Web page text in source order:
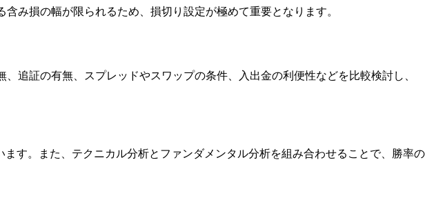
み損の幅が限られるため、損切り設定が極めて重要となります。
追証の有無、スプレッドやスワップの条件、入出金の利便性などを比較検討し、
す。また、テクニカル分析とファンダメンタル分析を組み合わせることで、勝率の